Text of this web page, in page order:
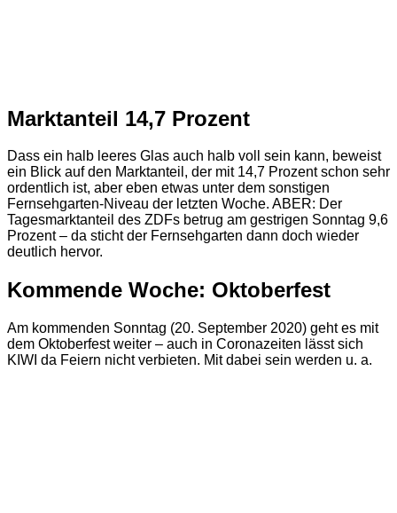
Marktanteil 14,7 Prozent
Dass ein halb leeres Glas auch halb voll sein kann, beweist
ein Blick auf den Marktanteil, der mit 14,7 Prozent schon sehr
ordentlich ist, aber eben etwas unter dem sonstigen
Fernsehgarten-Niveau der letzten Woche. ABER: Der
Tagesmarktanteil des ZDFs betrug am gestrigen Sonntag 9,6
Prozent – da sticht der Fernsehgarten dann doch wieder
deutlich hervor.
Kommende Woche: Oktoberfest
Am kommenden Sonntag (20. September 2020) geht es mit
dem Oktoberfest weiter – auch in Coronazeiten lässt sich
KIWI da Feiern nicht verbieten. Mit dabei sein werden u. a.